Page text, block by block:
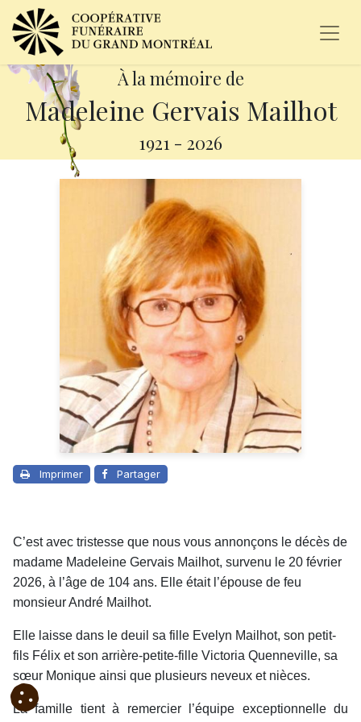
À la mémoire de
Madeleine Gervais Mailhot
1921 - 2026
Imprimer Partager
C’est avec tristesse que nous vous annonçons le décès de
madame Madeleine Gervais Mailhot, survenu le 20 février
2026, à l’âge de 104 ans. Elle était l’épouse de feu
monsieur André Mailhot.
Elle laisse dans le deuil sa fille Evelyn Mailhot, son petit-
fils Félix et son arrière-petite-fille Victoria Quenneville, sa
sœur Monique ainsi que plusieurs neveux et nièces.
La famille tient à remercier l’équipe exceptionnelle du